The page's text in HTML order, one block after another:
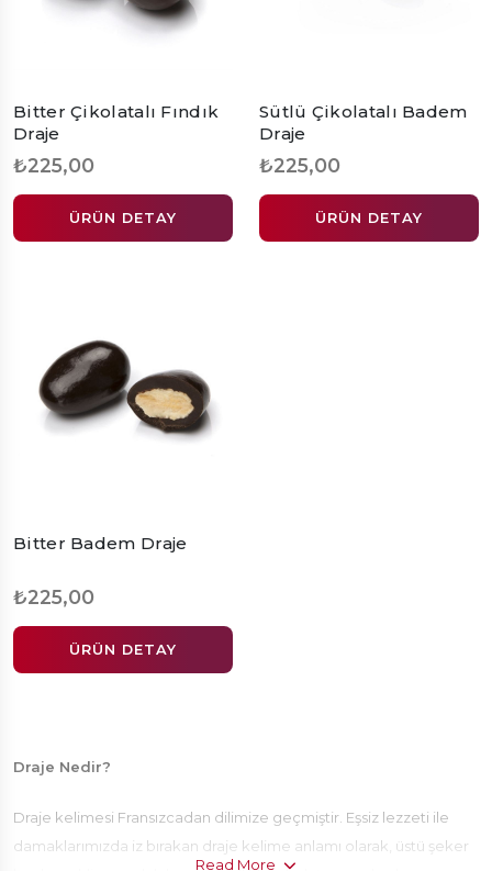
Bitter Çikolatalı Fındık
Draje
₺225,00
ÜRÜN DETAY
Sütlü Çikolatalı Badem
Draje
₺225,00
ÜRÜN DETAY
Bitter Badem Draje
₺225,00
ÜRÜN DETAY
Draje Nedir?
Draje kelimesi Fransızcadan dilimize geçmiştir. Eşsiz lezzeti ile
damaklarımızda iz bırakan draje kelime anlamı olarak, üstü şeker
Read More